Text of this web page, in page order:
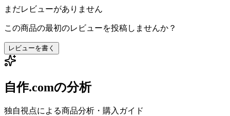
まだレビューがありません
この商品の最初のレビューを投稿しませんか？
レビューを書く
自作.comの分析
独自視点による商品分析・購入ガイド